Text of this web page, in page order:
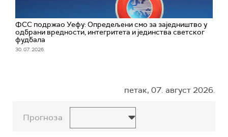
ФСС подржао Уефу: Опредељени смо за заједништво у
одбрани вредности, интегритета и јединства светског
фудбала
30. 07. 2026.
петак, 07. август 2026.
Прогноза